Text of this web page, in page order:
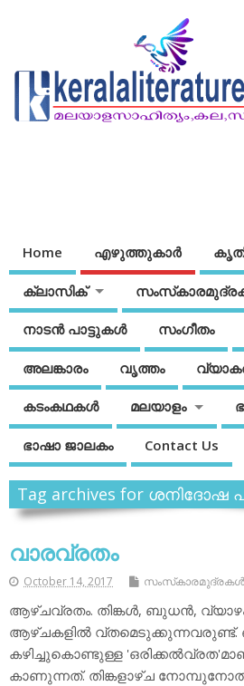
Home എഴുത്തുകാര്‍
ക്ലാസിക്
നാടന്‍ പാട്ടുകള്‍ സംഗീതം
അലങ്കാരം വൃത്തം
കടംകഥകള്‍ മലയാളം
ഭാഷാ ജാലകം Contact Us
Tag archives for ശനിദോഷ
വാരവ്രതം
October 14, 2017 സംസ്‌കാരമുദ്രകള്‍
ആഴ്ചവ്രതം. തിങ്കള്‍, ബുധന്‍,
ആഴ്ചകളില്‍ വ്തമെടുക്കുന്നവരുണ്ട്.
കഴിച്ചുകൊണ്ടുള്ള
കാണുന്നത്. തിങ്കളാഴ്ച